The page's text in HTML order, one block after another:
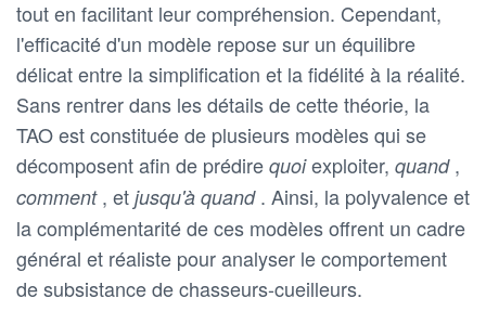
tout en facilitant leur compréhension. Cependant,
l'efficacité d'un modèle repose sur un équilibre
délicat entre la simplification et la fidélité à la réalité.
Sans rentrer dans les détails de cette théorie, la
TAO est constituée de plusieurs modèles qui se
décomposent afin de prédire quoiexploiter, quand ,
comment , et jusqu'à quand . Ainsi, la polyvalence et
la complémentarité de ces modèles offrent un cadre
général et réaliste pour analyser le comportement
de subsistance de chasseurs-cueilleurs.